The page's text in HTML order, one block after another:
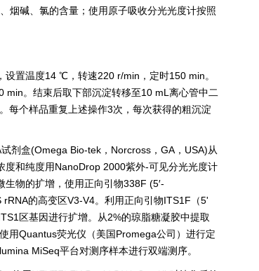
碱、氯的含量；使用原子吸收分光光度计按照
置温度14 ℃，转速220 r/min，定时150 min。
。结束后取下部沉淀转移至10 mL离心管中二
每个样品重复上述操作3次，每次获得的粗沉淀
剂盒(Omega Bio-tek，Norcross，GA，USA)从
度和纯度用NanoDrop 2000紫外-可见分光光度计
物的扩增，使用正向引物338F (5′-
的高变区V3-V4。利用正向引物ITS1F（5ʹ
区基因进行扩增。从2%的琼脂糖凝胶中提取
用Quantus荧光仪（美国Promega公司）进行定
MiSeq平台对测序样本进行双端测序。